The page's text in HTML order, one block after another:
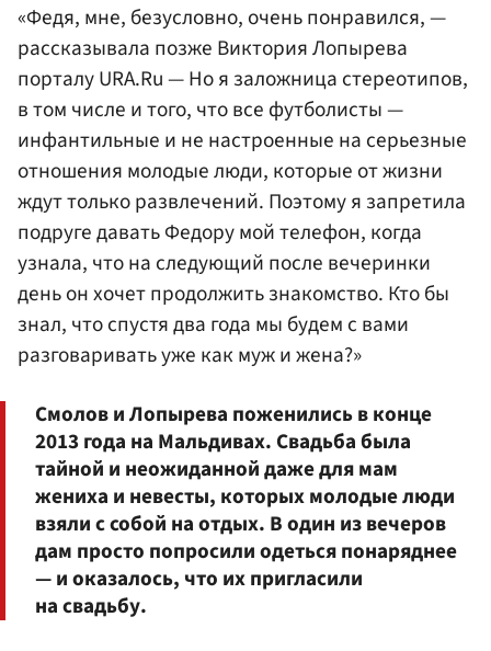
«Федя, мне, безусловно, очень понравился, —
рассказывала позже Виктория Лопырева
порталу URA.Ru — Но я заложница стереотипов,
в том числе и того, что все футболисты —
инфантильные и не настроенные на серьезные
отношения молодые люди, которые от жизни
ждут только развлечений. Поэтому я запретила
подруге давать Федору мой телефон, когда
узнала, что на следующий после вечеринки
день он хочет продолжить знакомство. Кто бы
знал, что спустя два года мы будем с вами
разговаривать уже как муж и жена?»
Смолов и Лопырева поженились в конце
2013 года на Мальдивах. Свадьба была
тайной и неожиданной даже для мам
жениха и невесты, которых молодые люди
взяли с собой на отдых. В один из вечеров
дам просто попросили одеться понаряднее
— и оказалось, что их пригласили
на свадьбу.